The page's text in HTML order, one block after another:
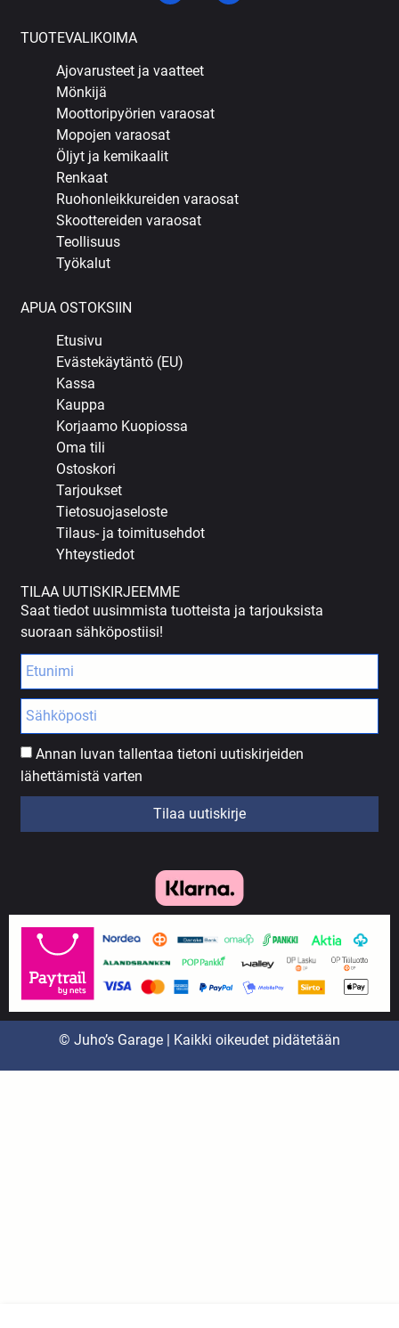
TUOTEVALIKOIMA
Ajovarusteet ja vaatteet
Mönkijä
Moottoripyörien varaosat
Mopojen varaosat
Öljyt ja kemikaalit
Renkaat
Ruohonleikkureiden varaosat
Skoottereiden varaosat
Teollisuus
Työkalut
APUA OSTOKSIIN
Etusivu
Evästekäytäntö (EU)
Kassa
Kauppa
Korjaamo Kuopiossa
Oma tili
Ostoskori
Tarjoukset
Tietosuojaseloste
Tilaus- ja toimitusehdot
Yhteystiedot
TILAA UUTISKIRJEEMME
Saat tiedot uusimmista tuotteista ja tarjouksista
suoraan sähköpostiisi!
Annan luvan tallentaa tietoni uutiskirjeiden
lähettämistä varten
Tilaa uutiskirje
© Juho’s Garage | Kaikki oikeudet pidätetään